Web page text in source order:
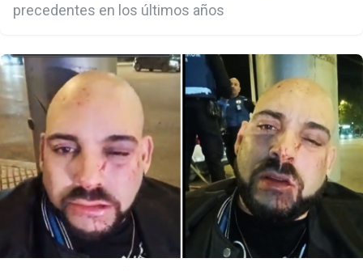
precedentes en los últimos años